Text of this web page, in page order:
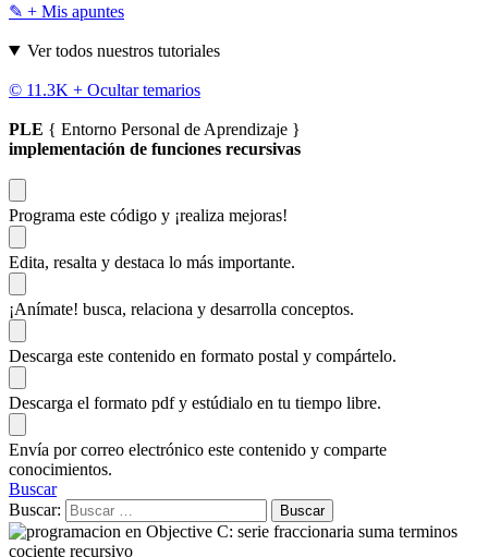
✎ + Mis apuntes
Ver todos nuestros tutoriales
© 11.3K + Ocultar temarios
PLE { Entorno Personal de Aprendizaje }
implementación de funciones recursivas
Programa este código y ¡realiza mejoras!
Edita, resalta y destaca lo más importante.
¡Anímate! busca, relaciona y desarrolla conceptos.
Descarga este contenido en formato postal y compártelo.
Descarga el formato pdf y estúdialo en tu tiempo libre.
Envía por correo electrónico este contenido y comparte
conocimientos.
Buscar
Buscar: